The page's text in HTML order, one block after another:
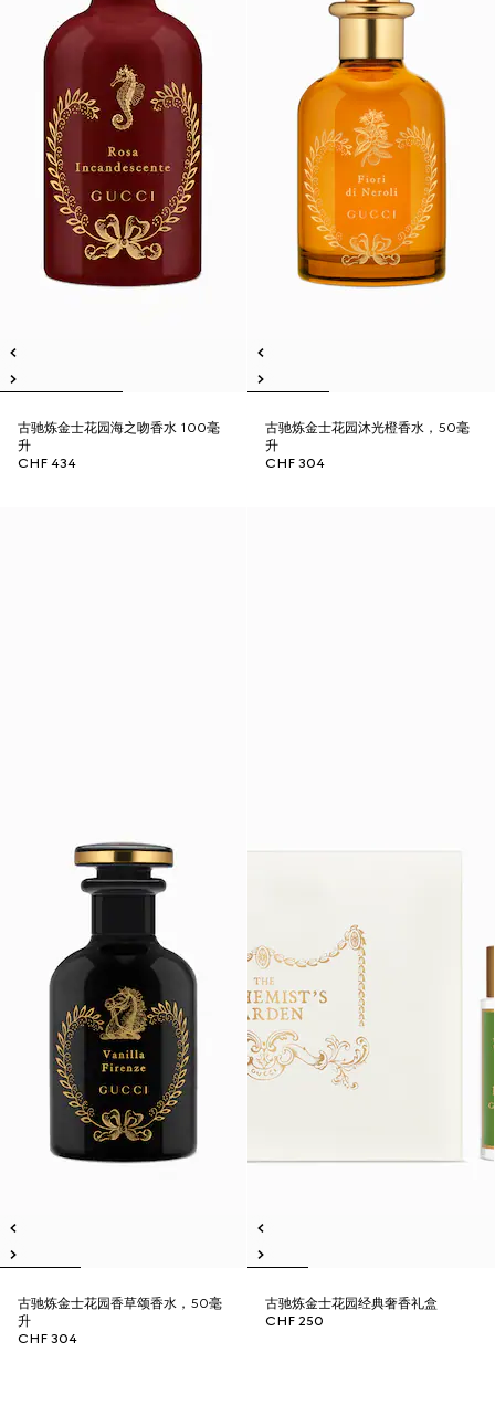
古驰炼金士花园海之吻香水 100毫
升
CHF 434
古驰炼金士花园沐光橙香水，50毫
升
CHF 304
古驰炼金士花园香草颂香水，50毫
升
CHF 304
古驰炼金士花园经典奢香礼盒
CHF 250